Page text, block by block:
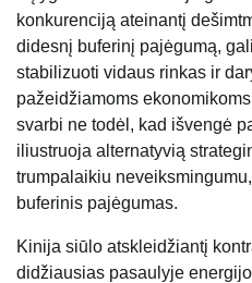
konkurenciją ateinantį
didesnį buferinį pajėgumą,
stabilizuoti vidaus rinkas ir
pažeidžiamoms
svarbi ne todėl, kad išvengė
iliustruoja alternatyvią
trumpalaikiu
buferinis pajėgumas.
Kinija siūlo atskleidžiantį
didžiausias pasaulyje